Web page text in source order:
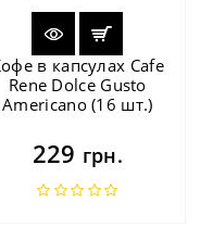
в капсулах Cafe
Rene Dolce Gusto
Americano (16 шт.)
229 грн.